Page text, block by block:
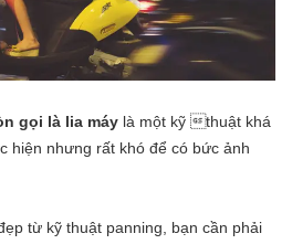
gọi là lia máy là một kỹ thuật khá
hiện nhưng rất khó để có bức ảnh
từ kỹ thuật panning, bạn cần phải